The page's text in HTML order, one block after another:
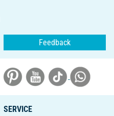
Feedback
SERVICE